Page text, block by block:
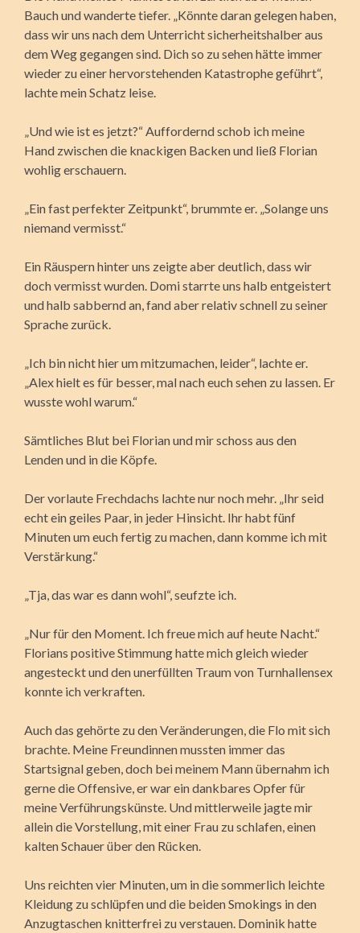
Bauch und wanderte tiefer. „Könnte daran gelegen haben,
dass wir uns nach dem Unterricht sicherheitshalber aus
dem Weg gegangen sind. Dich so zu sehen hätte immer
wieder zu einer hervorstehenden Katastrophe geführt“,
lachte mein Schatz leise.
„Und wie ist es jetzt?“ Auffordernd schob ich meine
Hand zwischen die knackigen Backen und ließ Florian
wohlig erschauern.
„Ein fast perfekter Zeitpunkt“, brummte er. „Solange uns
niemand vermisst.“
Ein Räuspern hinter uns zeigte aber deutlich, dass wir
doch vermisst wurden. Domi starrte uns halb entgeistert
und halb sabbernd an, fand aber relativ schnell zu seiner
Sprache zurück.
„Ich bin nicht hier um mitzumachen, leider“, lachte er.
„Alex hielt es für besser, mal nach euch sehen zu lassen. Er
wusste wohl warum.“
Sämtliches Blut bei Florian und mir schoss aus den
Lenden und in die Köpfe.
Der vorlaute Frechdachs lachte nur noch mehr. „Ihr seid
echt ein geiles Paar, in jeder Hinsicht. Ihr habt fünf
Minuten um euch fertig zu machen, dann komme ich mit
Verstärkung.“
„Tja, das war es dann wohl“, seufzte ich.
„Nur für den Moment. Ich freue mich auf heute Nacht.“
Florians positive Stimmung hatte mich gleich wieder
angesteckt und den unerfüllten Traum von Turnhallensex
konnte ich verkraften.
Auch das gehörte zu den Veränderungen, die Flo mit sich
brachte. Meine Freundinnen mussten immer das
Startsignal geben, doch bei meinem Mann übernahm ich
gerne die Offensive, er war ein dankbares Opfer für
meine Verführungskünste. Und mittlerweile jagte mir
allein die Vorstellung, mit einer Frau zu schlafen, einen
kalten Schauer über den Rücken.
Uns reichten vier Minuten, um in die sommerlich leichte
Kleidung zu schlüpfen und die beiden Smokings in den
Anzugtaschen knitterfrei zu verstauen. Dominik hatte